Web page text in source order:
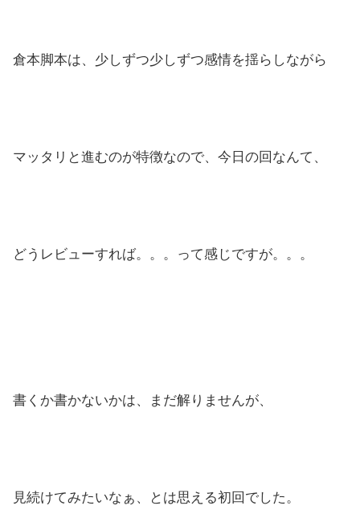
倉本脚本は、少しずつ少しずつ感情を揺らしながら
マッタリと進むのが特徴なので、今日の回なんて、
どうレビューすれば。。。って感じですが。。。
書くか書かないかは、まだ解りませんが、
見続けてみたいなぁ、とは思える初回でした。